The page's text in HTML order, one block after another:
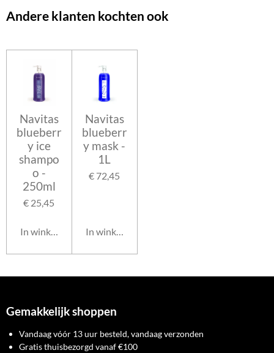
n
Andere klanten kochten ook
Navitas
blueberr
y ice
shampo
o -
250ml
€ 25,45
In winkelwagen
Navitas
blueberr
y mask -
1L
€ 72,45
In winkelwagen
Gemakkelijk shoppen
Vandaag vóór 13 uur besteld, vandaag verzonden
Gratis thuisbezorgd vanaf €100